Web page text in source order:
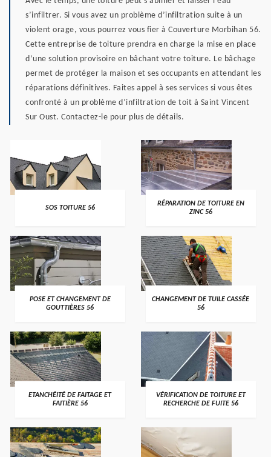
s’infiltrer. Si vous avez un problème d’infiltration suite à un
violent orage, vous pourrez vous fier à Couverture Morbihan 56.
Cette entreprise de toiture prendra en charge la mise en place
d’une solution provisoire en bâchant votre toiture. Le bâchage
permet de protéger la maison et ses occupants en attendant les
réparations définitives. Faites appel à ses services si vous êtes
confronté à un problème d’infiltration de toit à Saint Vincent
Sur Oust. Contactez-le pour plus de détails.
>
SOS TOITURE 56 >
RÉPARATION DE TOITURE EN
ZINC 56
>
POSE ET CHANGEMENT DE
GOUTTIÈRES 56
>
CHANGEMENT DE TUILE CASSÉE
56
>
ETANCHÉITÉ DE FAITAGE ET
FAITIÈRE 56
>
VÉRIFICATION DE TOITURE ET
RECHERCHE DE FUITE 56